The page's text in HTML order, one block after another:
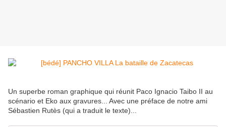
Un superbe roman graphique qui réunit Paco Ignacio Taibo II au
scénario et Eko aux gravures... Avec une préface de notre ami
Sébastien Rutès (qui a traduit le texte)...